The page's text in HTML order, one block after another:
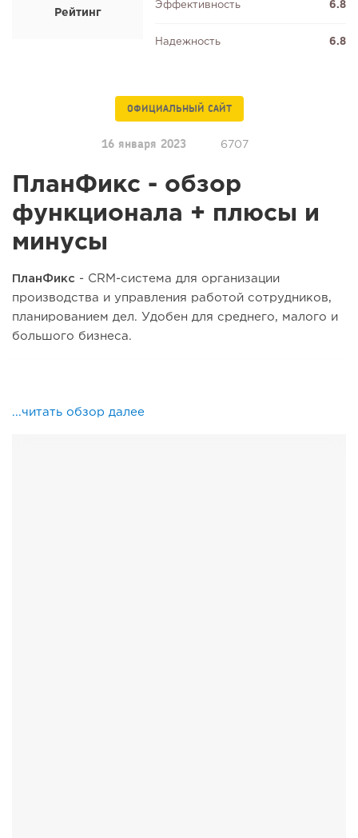
Рейтинг
Эффективность 6.8
Надежность 6.8
ОФИЦИАЛЬНЫЙ САЙТ
16 января 2023 6707
ПланФикс - обзор
функционала + плюсы и
минусы
ПланФикс - CRM-система для организации
производства и управления работой сотрудников,
планированием дел. Удобен для среднего, малого и
большого бизнеса.
...читать обзор далее